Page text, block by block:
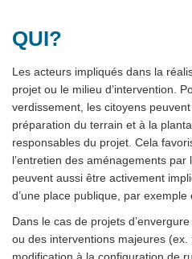
QUI?
Les acteurs impliqués dans la
projet ou le milieu d’intervention.
verdissement, les citoyens
préparation du terrain et à la
responsables du projet. Cela
l’entretien des aménagements
peuvent aussi être activement
d’une place publique, par exemple
Dans le cas de projets
ou des interventions majeures (ex.